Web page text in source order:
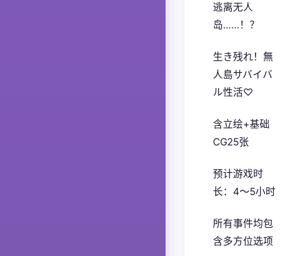
逃离无人
岛……！？
生き残れ！無
人島サバイバ
ル性活♡
含立绘+基础
CG25张
预计游戏时
长：4～5小时
所有事件均包
含多方位选项